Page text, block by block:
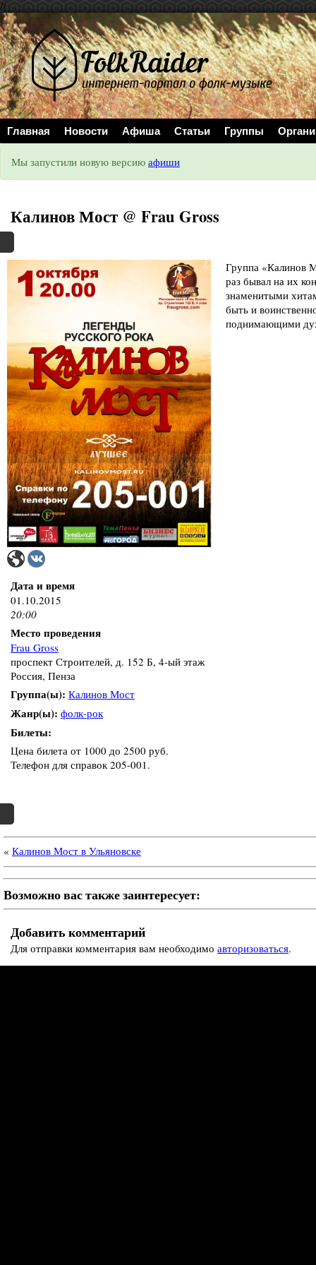
//
Главная Новости Афиша Статьи Группы
Мы запустили новую версию афиши
Калинов Мост @ Frau Gross
Группа «Калинов
раз бывал на их
знаменитыми
быть и
поднимающими
Дата и время
01.10.2015
20:00
Место проведения
Frau Gross
проспект Строителей, д. 152 Б, 4-ый этаж
Россия, Пенза
Группа(ы): Калинов Мост
Жанр(ы): фолк-рок
Билеты:
Цена билета от 1000 до 2500 руб.
Телефон для справок 205-001.
« Калинов Мост в Ульяновске
Возможно вас также заинтересует:
Добавить комментарий
Для отправки комментария вам необходимо авторизоваться.